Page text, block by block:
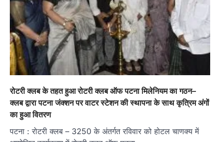
रोटरी क्लब के तहत हुआ रोटरी क्लब ऑफ पटना मिलेनियम का गठन–
क्लब द्वारा पटना जंक्शन पर वाटर स्टेशन की स्थापना के साथ कृत्रिम अंगों
का हुआ वितरण
पटना : रोटरी क्लब – 3250 के अंतर्गत रविवार को होटल चाणक्य में